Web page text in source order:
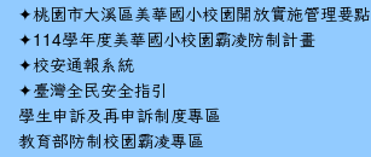
✦桃園市大溪區美華國小校園開放實施管理要點
✦114學年度美華國小校園霸凌防制計畫
✦校安通報系統
✦臺灣全民安全指引
學生申訴及再申訴制度專區
教育部防制校園霸凌專區